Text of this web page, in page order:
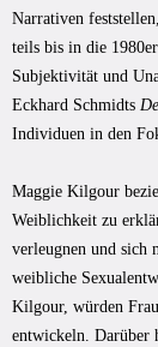
Narrativen
teils bis in die
Subjektivität und
Eckhard Schmidts
Individuen in den
Maggie Kilgour
Weiblichkeit zu
verleugnen und sich
weibliche
Kilgour, würden
entwickeln. Darüber